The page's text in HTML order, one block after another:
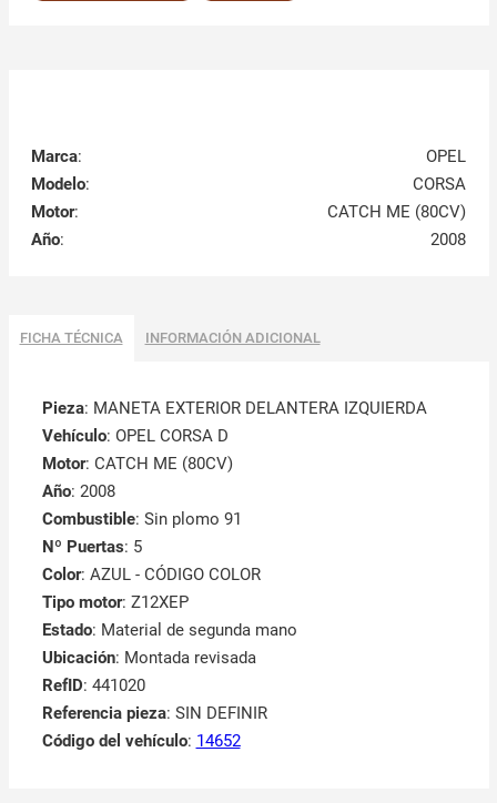
Marca:
OPEL
Modelo:
CORSA
Motor:
CATCH ME (80CV)
Año: 2008
FICHA TÉCNICA INFORMACIÓN ADICIONAL
Pieza: MANETA EXTERIOR DELANTERA IZQUIERDA
Vehículo: OPEL CORSA D
Motor: CATCH ME (80CV)
Año: 2008
Combustible: Sin plomo 91
Nº Puertas: 5
Color: AZUL - CÓDIGO COLOR
Tipo motor: Z12XEP
Estado: Material de segunda mano
Ubicación: Montada revisada
RefID: 441020
Referencia pieza: SIN DEFINIR
Código del vehículo: 14652